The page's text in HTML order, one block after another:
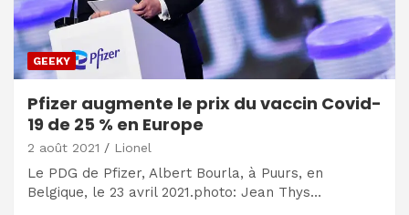
GEEKY
Pfizer augmente le prix du vaccin Covid-
19 de 25 % en Europe
2 août 2021 Lionel
Le PDG de Pfizer, Albert Bourla, à Puurs, en
Belgique, le 23 avril 2021.photo: Jean Thys…